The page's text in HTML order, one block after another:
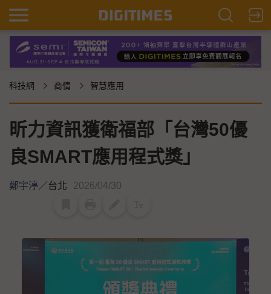
科技網 商情 智慧應用
昕力資訊獲衛福部「台灣50優
良SMART應用程式獎」
鄭宇渟 ／台北 2026/04/30